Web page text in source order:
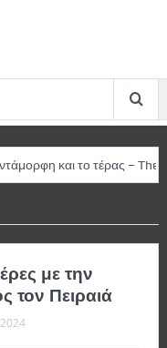
τέρας – The musical» στο
με την
τον Πειραιά